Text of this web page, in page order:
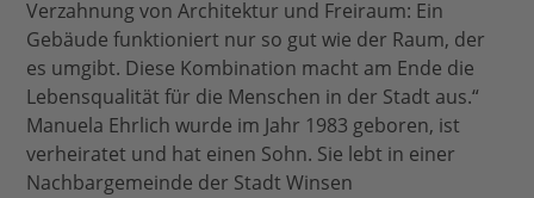
Verzahnung von Architektur und Freiraum: Ein
Gebäude funktioniert nur so gut wie der Raum, der
es umgibt. Diese Kombination macht am Ende die
Lebensqualität für die Menschen in der Stadt aus.“
Manuela Ehrlich wurde im Jahr 1983 geboren, ist
verheiratet und hat einen Sohn. Sie lebt in einer
Nachbargemeinde der Stadt Winsen